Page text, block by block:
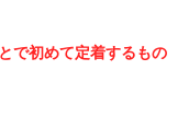
で初めて定着するもの